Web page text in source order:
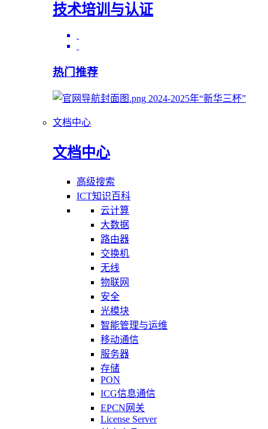
技术培训与认证
热门推荐
2024-2025年“新华三杯”
文档中心
文档中心
高级搜索
ICT知识百科
云计算
大数据
路由器
交换机
无线
物联网
安全
光模块
智能管理与运维
移动通信
服务器
存储
PON
ICG信息通信
EPCN网关
License Server